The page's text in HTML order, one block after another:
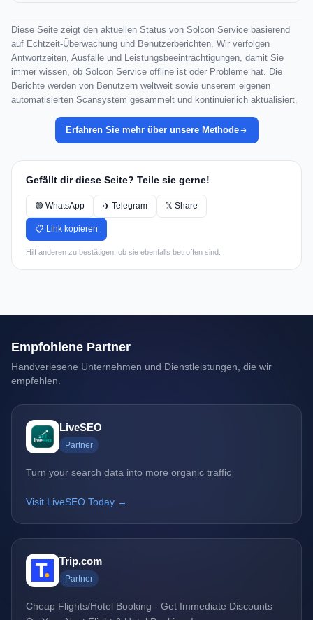
Diese Seite zeigt den aktuellen Status von Solcon Service basierend
auf Echtzeit-Überwachung und Benutzerberichten. Wir verfolgen
Antwortzeiten, Ausfälle und Leistungsbeeinträchtigungen, damit Sie
immer wissen, ob Solcon Service offline ist oder Probleme hat. Die
Berichte werden von Benutzern weltweit sowie unserem eigenen
automatisierten Scansystem gesammelt und kontinuierlich aktualisiert.
Erfahren Sie mehr über unsere Methode
Gefällt dir diese Seite? Teile sie gerne!
🟢 WhatsApp ✈️ Telegram 𝕏 Share
📋 Link kopieren
Hilf anderen zu bestätigen, ob sie ebenfalls betroffen sind.
Empfohlene Partner
Handverlesene Unternehmen und Dienstleistungen, die wir
empfehlen.
LiveSEO
Partner
Turn your search data into more organic traffic
Visit LiveSEO Today →
Trip.com
Partner
Cheap Flights/Hotel Booking - Get Immediate Discounts